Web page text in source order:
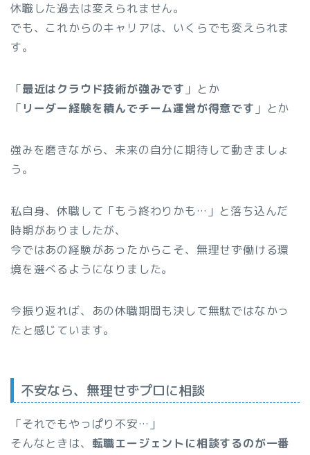
休職した過去は変えられません。
でも、これからのキャリアは、いくらでも変えられま
す。
「最近はクラウド技術が強みです 」とか
「 リーダー経験を積んでチーム運営が得意です 」とか
強みを磨きながら、未来の自分に期待して動きましょ
う。
私自身、休職して「もう終わりかも…」と落ち込んだ
時期がありましたが、
今ではあの経験があったからこそ、無理せず働ける環
境を選べるようになりました。
今振り返れば、あの休職期間も決して無駄ではなかっ
たと感じています。
不安なら、無理せずプロに相談
「それでもやっぱり不安…」
そんなときは、 転職エージェントに相談するのが一番